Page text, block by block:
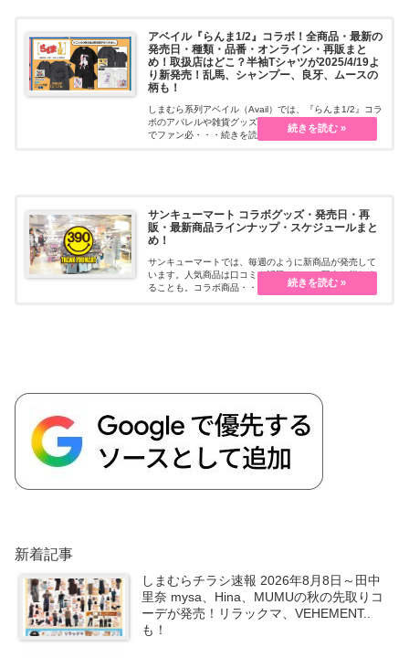
アベイル『らんま1/2』コラボ！全商品・最新の
発売日・種類・品番・オンライン・再販まと
め！取扱店はどこ？半袖Tシャツが2025/4/19よ
り新発売！乱馬、シャンプー、良牙、ムースの
柄も！
しまむら系列アベイル（Avail）では、『らんま1/2』コラ
ボのアパレルや雑貨グッズを販売しています。限定商品
でファン必・・・続きを読む
サンキューマート コラボグッズ・発売日・再
販・最新商品ラインナップ・スケジュールまと
め！
サンキューマートでは、毎週のように新商品が発売して
います。人気商品は口コミで話題になって即売り切れす
ることも。コラボ商品・・・続きを読む
新着記事
しまむらチラシ速報 2026年8月8日～田中
里奈 mysa、Hina、MUMUの秋の先取りコ
ーデが発売！リラックマ、VEHEMENT..
も！